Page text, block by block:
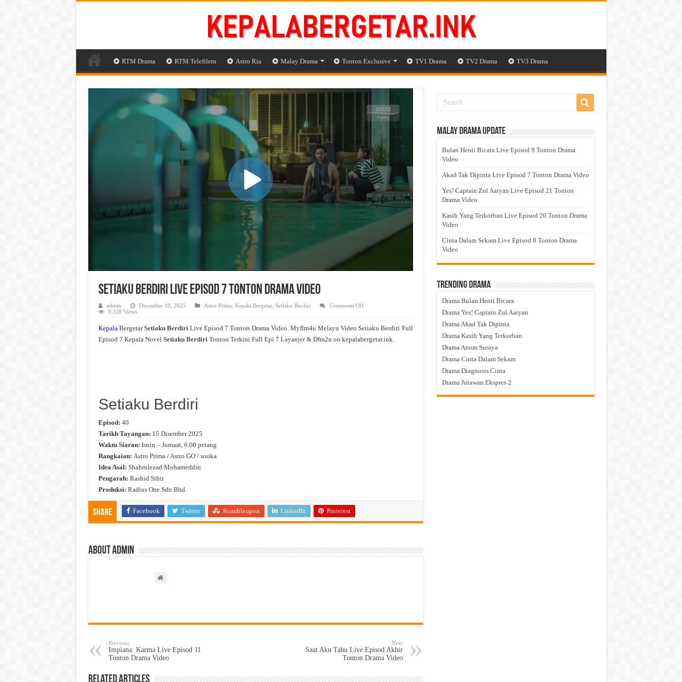
RTM Drama RTM Telefilem Astro Ria Malay Drama Tonton Exclusive TV1 Drama TV2 Drama TV3 Drama
Setiaku Berdiri Live Episod 7 Tonton Drama Video
admin December 19, 2025 Astro Prima Kepala Bergetar, Setiaku Berdiri Comments Offon
Episod
Tonton
9,328 Views
KepalaBergetarSetiaku BerdiriLive Episod 7 Tonton Drama Video. Myflm4u Melayu Video Setiaku Berdiri Full
Episod 7 Kepala NovelSetiaku Berdiri Tonton Terkini Full Epi 7 Layanjer & Dfm2u on kepalabergetar.ink.
Setiaku Berdiri
Episod: 40
Tarikh Tayangan: 15 Disember 2025
Waktu Siaran: Isnin – Jumaat, 6.00 petang
Rangkaian: Astro Prima / Astro GO / sooka
Idea Asal: Shahrulezad Mohameddin
Pengarah: Rashid Sibir
Produksi: Radius One Sdn Bhd.
Share Facebook Twitter Stumbleupon LinkedIn Pinterest
About admin
Previous
Impiana: Karma Live Episod 11
Tonton Drama Video
Next
Saat Aku Tahu Live Episod Akhir
Tonton Drama Video
Related Articles
Malay Drama Update
Bulan Henti Bicara Live Episod 9 Tonton Drama
Video
Akad Tak Dipinta Live Episod 7 Tonton Drama Video
Yes! Captain Zul Aaryan Live Episod 21 Tonton
Drama Video
Kasih Yang Terkorban Live Episod 20 Tonton Drama
Video
Cinta Dalam Sekam Live Episod 8 Tonton Drama
Video
Trending Drama
Drama Bulan Henti Bicara
Drama Yes! Captain Zul Aaryan
Drama Akad Tak Dipinta
Drama Kasih Yang Terkorban
Drama Anom Suraya
Drama Cinta Dalam Sekam
Drama Diagnosis Cinta
Drama Jutawan Ekspres 2